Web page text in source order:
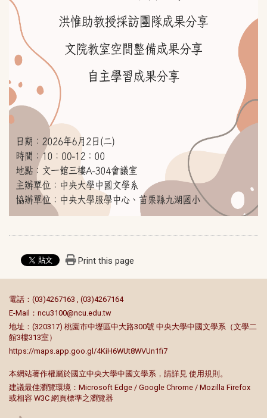
Print this page
電話：(03)4267163 , (03)4267164
E-Mail： ncu3100@ncu.edu.tw
地址：(320317) 桃園市中壢區中大路300號 中央大學中國文學系（文學二
館3樓313室）
https://maps.app.goo.gl/4KiH6WUt8WVUn1fi7
本網站著作權屬於國立中央大學中國文學系，請詳見 使用規則 。
建議最佳瀏覽環境：Microsoft Edge / Google Chrome / Mozilla Firefox
或相容 W3C 網頁標準之瀏覽器